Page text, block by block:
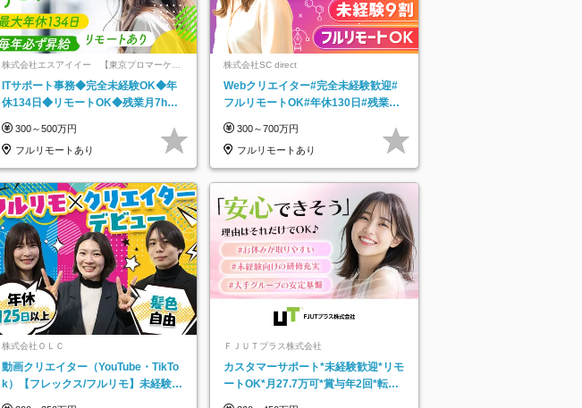
株式会社エスアイイー 【東京プロマーケッ
ITサポート事務◆完全未経験OK◆年
休134日◆リモートOK◆残業月7h以
300～500万円
フルリモートあり
株式会社SC direct
Webクリエイター#完全未経験歓迎#
フルリモートOK#年休130日#残業月
300～700万円
フルリモートあり
株式会社ＯＬＣ
動画クリエイター（YouTube・TikTo
k）【フレックス/フルリモ】未経験O
ＦＪＵＴプラス株式会社
カスタマーサポート*未経験歓迎*リモ
ートOK*月27.7万可*賞与年2回*転勤